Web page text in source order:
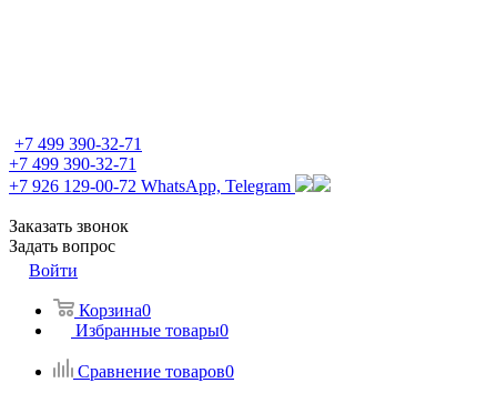
+7 499 390-32-71
+7 499 390-32-71
+7 926 129-00-72 WhatsApp, Telegram
Заказать звонок
Задать вопрос
Войти
Корзина0
Избранные товары0
Сравнение товаров0